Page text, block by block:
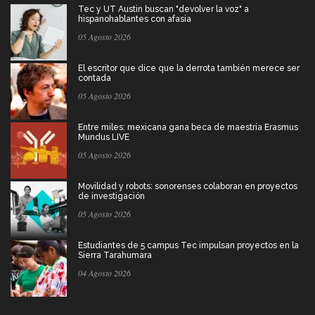
Tec y UT Austin buscan "devolver la voz" a
hispanohablantes con afasia
05 Agosto 2026
El escritor que dice que la derrota también merece ser
contada
05 Agosto 2026
Entre miles: mexicana gana beca de maestría Erasmus
Mundus LIVE
05 Agosto 2026
Movilidad y robots: sonorenses colaboran en proyectos
de investigación
05 Agosto 2026
Estudiantes de 5 campus Tec impulsan proyectos en la
Sierra Tarahumara
04 Agosto 2026